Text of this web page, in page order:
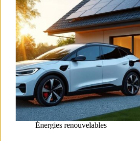
Énergies renouvelables